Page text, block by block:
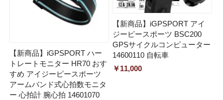
【新商品】iGPSPORT ハー
トレートモニター HR70 おす
すめ アイジーピースポーツ
アームバンド式心拍数モニタ
ー 心拍計 腕心拍 14601070
【新商品】iGPSPORT アイ
ジーピースポーツ BSC200
GPSサイクルコンピューター
14600110 自転車
￥11,000